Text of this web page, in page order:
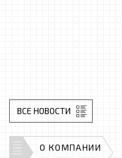
ВСЕ НОВОСТИ
О КОМПАНИИ